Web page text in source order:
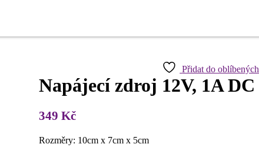
Přidat do oblíbených
Napájecí zdroj 12V, 1A DC
349 Kč
Rozměry: 10cm x 7cm x 5cm